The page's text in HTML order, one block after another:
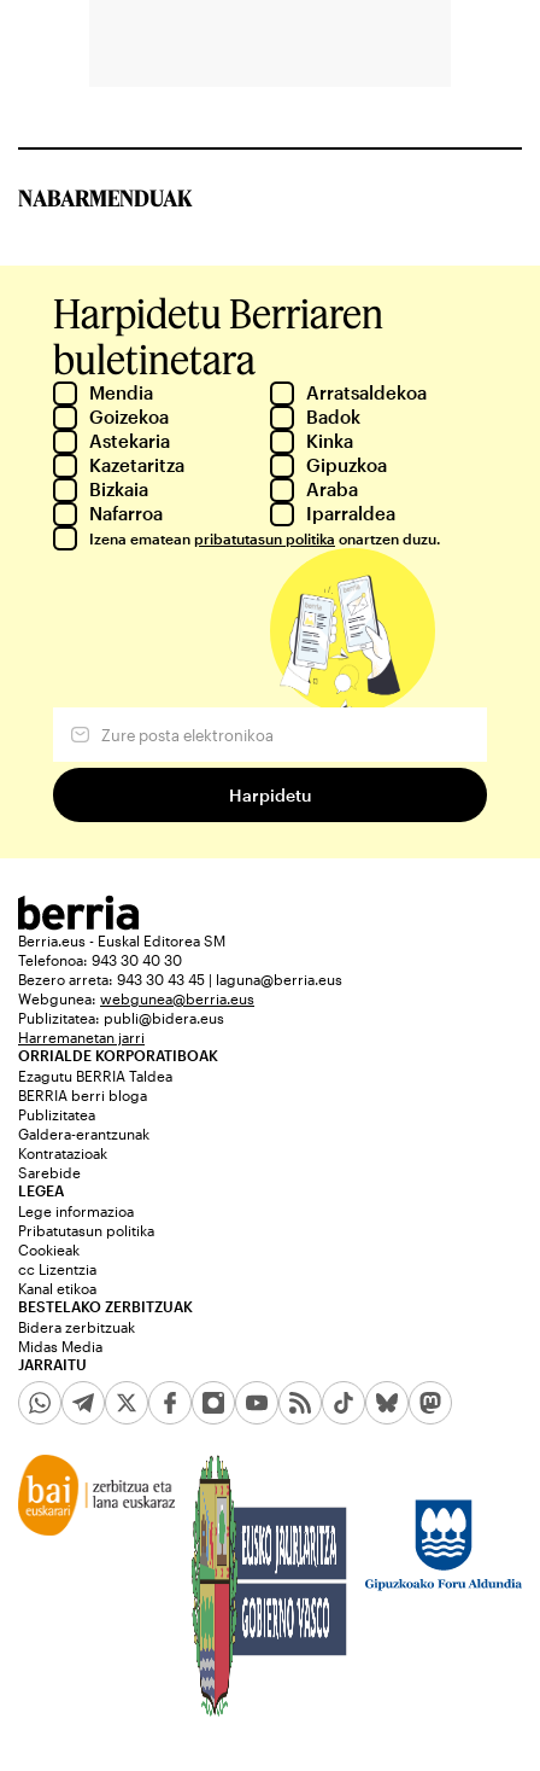
NABARMENDUAK
Harpidetu Berriaren
buletinetara
Mendia
Arratsaldekoa
Goizekoa
Badok
Astekaria
Kinka
Kazetaritza
Gipuzkoa
Bizkaia
Araba
Nafarroa
Iparraldea
Izena ematean pribatutasun politika onartzen duzu.
Berria.eus - Euskal Editorea SM
Telefonoa: 943 30 40 30
Bezero arreta: 943 30 43 45 | laguna@berria.eus
Webgunea: webgunea@berria.eus
Publizitatea: publi@bidera.eus
Harremanetan jarri
ORRIALDE KORPORATIBOAK
Ezagutu BERRIA Taldea
BERRIA berri bloga
Publizitatea
Galdera-erantzunak
Kontratazioak
Sarebide
JARRAITU
LEGEA
Lege informazioa
Pribatutasun politika
Cookieak
cc Lizentzia
Kanal etikoa
BESTELAKO ZERBITZUAK
Bidera zerbitzuak
Midas Media